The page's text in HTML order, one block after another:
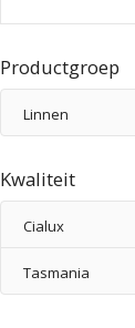
Productgroep
Linnen
Kwaliteit
Cialux
Tasmania